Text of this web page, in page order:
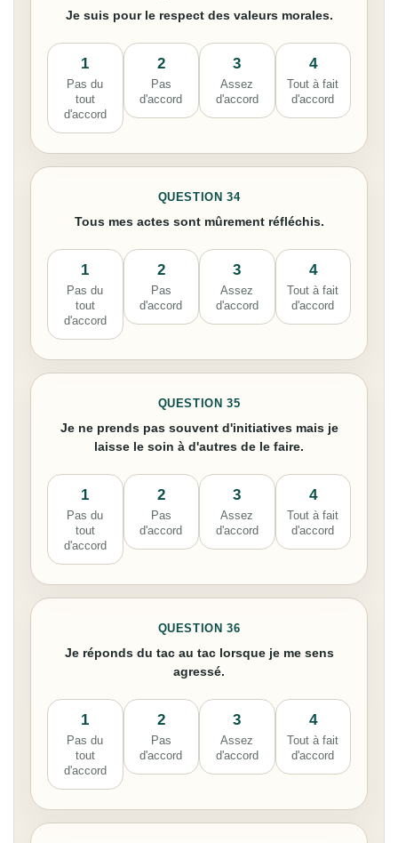
Je suis pour le respect des valeurs morales.
1
Pas du
tout
d'accord
2
Pas
d'accord
3
Assez
d'accord
4
Tout à fait
d'accord
QUESTION 34
Tous mes actes sont mûrement réfléchis.
1
Pas du
tout
d'accord
2
Pas
d'accord
3
Assez
d'accord
4
Tout à fait
d'accord
QUESTION 35
Je ne prends pas souvent d'initiatives mais je
laisse le soin à d'autres de le faire.
1
Pas du
tout
d'accord
2
Pas
d'accord
3
Assez
d'accord
4
Tout à fait
d'accord
QUESTION 36
Je réponds du tac au tac lorsque je me sens
agressé.
1
Pas du
tout
d'accord
2
Pas
d'accord
3
Assez
d'accord
4
Tout à fait
d'accord